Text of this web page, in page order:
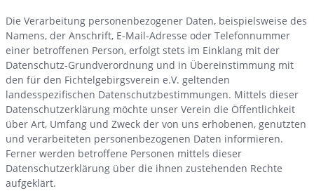
Die Verarbeitung personenbezogener Daten, beispielsweise des
Namens, der Anschrift, E-Mail-Adresse oder Telefonnummer
einer betroffenen Person, erfolgt stets im Einklang mit der
Datenschutz-Grundverordnung und in Übereinstimmung mit
den für den Fichtelgebirgsverein e.V. geltenden
landesspezifischen Datenschutzbestimmungen. Mittels dieser
Datenschutzerklärung möchte unser Verein die Öffentlichkeit
über Art, Umfang und Zweck der von uns erhobenen, genutzten
und verarbeiteten personenbezogenen Daten informieren.
Ferner werden betroffene Personen mittels dieser
Datenschutzerklärung über die ihnen zustehenden Rechte
aufgeklärt.